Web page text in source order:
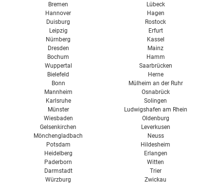
Bremen
Hannover
Duisburg
Leipzig
Nürnberg
Dresden
Bochum
Wuppertal
Bielefeld
Bonn
Mannheim
Karlsruhe
Münster
Wiesbaden
Gelsenkirchen
Mönchengladbach
Lübeck
Hagen
Rostock
Erfurt
Kassel
Mainz
Hamm
Saarbrücken
Herne
Mülheim an der Ruhr
Osnabrück
Solingen
Ludwigshafen am Rhein
Oldenburg
Leverkusen
Neuss
Potsdam
Heidelberg
Paderborn
Darmstadt
Würzburg
Hildesheim
Erlangen
Witten
Trier
Zwickau